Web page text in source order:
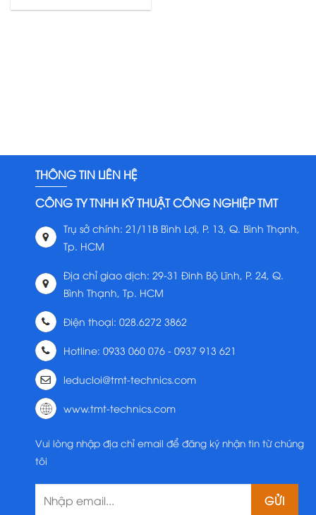
THÔNG TIN LIÊN HỆ
CÔNG TY TNHH KỸ THUẬT CÔNG NGHIỆP TMT
Trụ sở chính: 21/11B Bình Lợi, P. 13, Q. Bình Thạnh,
Tp. HCM
Địa chỉ giao dịch: 29-31 Đinh Bộ Lĩnh, P. 24, Q.
Bình Thạnh, Tp. HCM
Điện thoại: 028.6272 3862
Hotline: 0933 060 076 - 0937 913 621
leducloi@tmt-technics.com
www.tmt-technics.com
Vui lòng nhập địa chỉ email để đăng ký nhận tin từ chúng
tôi